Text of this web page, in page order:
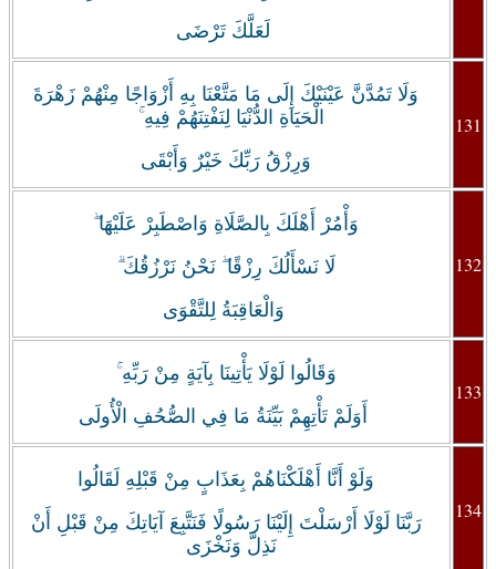
لَعَلَّكَ تَرْضَى
وَلَا تَمُدَّنَّ عَيْنَيْكَ إِلَى مَا مَتَّعْنَا بِهِ أَزْوَاجًا مِنْهُمْ زَهْرَةَ
الْحَيَاةِ الدُّنْيَا لِنَفْتِنَهُمْ فِيهِ ۚ
وَرِزْقُ رَبِّكَ خَيْرٌ وَأَبْقَى
131
وَأْمُرْ أَهْلَكَ بِالصَّلَاةِ وَاصْطَبِرْ عَلَيْهَا ۖ
لَا نَسْأَلُكَ رِزْقًا ۖ نَحْنُ نَرْزُقُكَ ۗ
وَالْعَاقِبَةُ لِلتَّقْوَى
132
وَقَالُوا لَوْلَا يَأْتِينَا بِآيَةٍ مِنْ رَبِّهِ ۚ
أَوَلَمْ تَأْتِهِمْ بَيِّنَةُ مَا فِي الصُّحُفِ الْأُولَى
133
وَلَوْ أَنَّا أَهْلَكْنَاهُمْ بِعَذَابٍ مِنْ قَبْلِهِ لَقَالُوا
رَبَّنَا لَوْلَا أَرْسَلْتَ إِلَيْنَا رَسُولًا فَنَتَّبِعَ آيَاتِكَ مِنْ قَبْلِ أَنْ
نَذِلَّ وَنَخْزَى
134